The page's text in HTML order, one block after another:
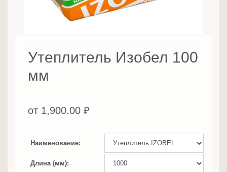
Утеплитель Изобел 100
мм
от 1,900.00 ₽
Наименование
Длина (мм)